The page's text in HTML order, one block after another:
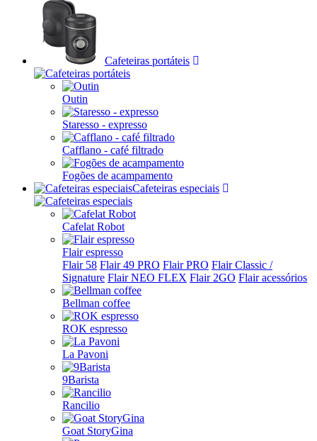
Cafeteiras portáteis
Outin
Staresso - expresso
Cafflano - café filtrado
Fogões de acampamento
Cafeteiras especiais
Cafelat Robot
Flair espresso
Flair 58 Flair 49 PRO Flair PRO Flair Classic /
Signature Flair NEO FLEX Flair 2GO Flair acessórios
Bellman coffee
ROK espresso
La Pavoni
9Barista
Rancilio
Goat StoryGina